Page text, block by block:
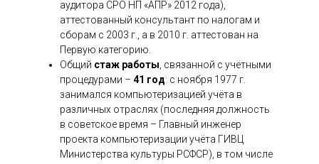
аудитора СРО НП «АПР» 2012 года),
аттестованный консультант по налогам и
сборам с 2003 г., а в 2010 г. аттестован на
Первую категорию.
Общий стаж работы , связанной с учётными
процедурами – 41 год: с ноября 1977 г.
занимался компьютеризацией учёта в
различных отраслях (последняя должность
в советское время – Главный инженер
проекта компьютеризации учёта ГИВЦ
Министерства культуры РСФСР), в том числе